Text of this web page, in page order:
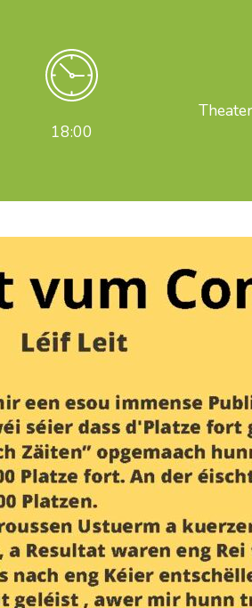
18:00